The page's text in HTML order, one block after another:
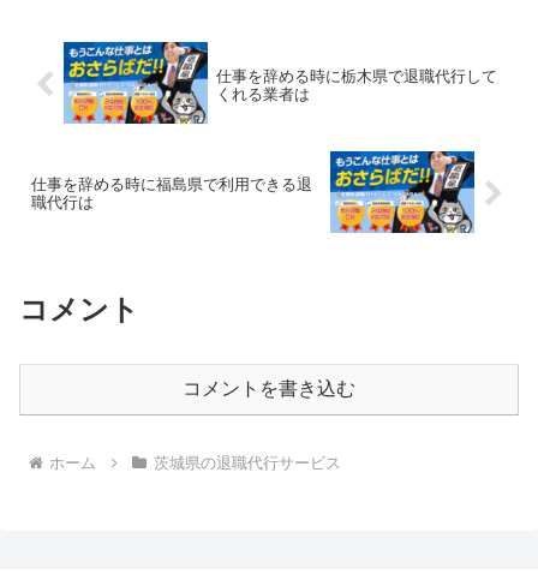
仕事を辞める時に栃木県で退職代行して
くれる業者は
仕事を辞める時に福島県で利用できる退
職代行は
コメント
コメントを書き込む
ホーム 茨城県の退職代行サービス